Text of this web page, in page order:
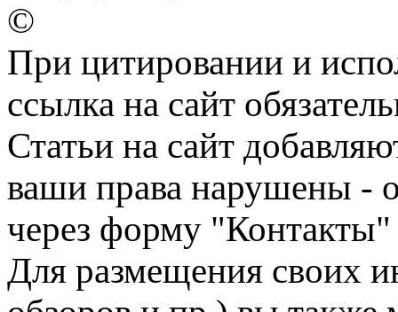
©
При цитировании и
ссылка на сайт
Статьи на сайт
ваши права нарушены -
через форму "Контакты"
Для размещения своих